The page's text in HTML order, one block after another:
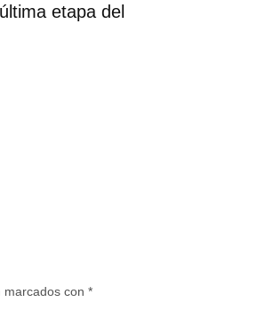
etapa del
marcados con *